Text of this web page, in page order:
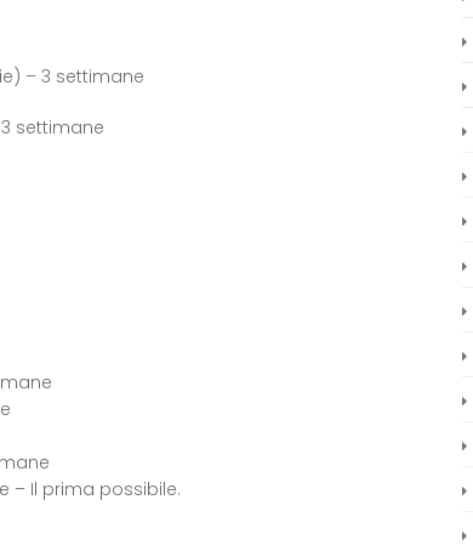
– 3 settimane
settimane
– Il prima possibile.